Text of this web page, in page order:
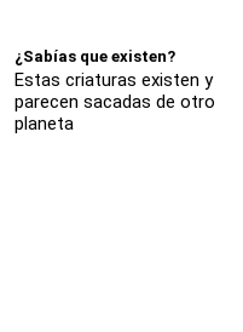
¿Sabías que existen?
Estas criaturas existen y
parecen sacadas de otro
planeta